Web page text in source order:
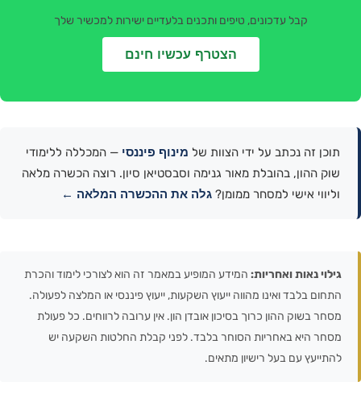
קבל עדכונים, טיפים ותכנים בלעדיים ישירות למכשיר שלך
הצטרף עכשיו חינם
תוכן זה נכתב על ידי הצוות של מינוף פיננסי — המכללה ללימודי
שוק ההון, בהובלת מאור גנימה וסבסטיאן סיון. רוצה הכשרה מלאה
וליווי אישי למסחר ממומן? גלה את ההכשרה המלאה ←
גילוי נאות ואחריות: המידע המופיע במאמר זה הוא לצורכי לימוד והכרת
התחום בלבד ואינו מהווה ייעוץ השקעות, ייעוץ פיננסי או המלצה לפעולה.
מסחר בשוק ההון כרוך בסיכון אובדן הון. אין ערובה לרווחים. כל פעולת
מסחר היא באחריות הסוחר בלבד. לפני קבלת החלטות השקעה יש
להתייעץ עם בעל רישיון מתאים.